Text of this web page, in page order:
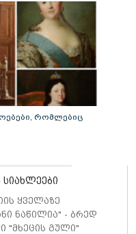
რომლებიც
სიახლეები
ყველაზე
ნაწილია" - ბრედ
"მხეცის გული"